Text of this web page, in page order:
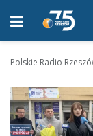
Polskie Radio